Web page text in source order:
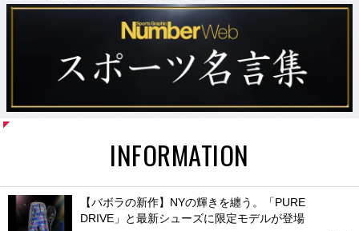
INFORMATION
【バボラの新作】NYの輝きを纏う。「PURE
DRIVE」と最新シューズに限定モデルが登場